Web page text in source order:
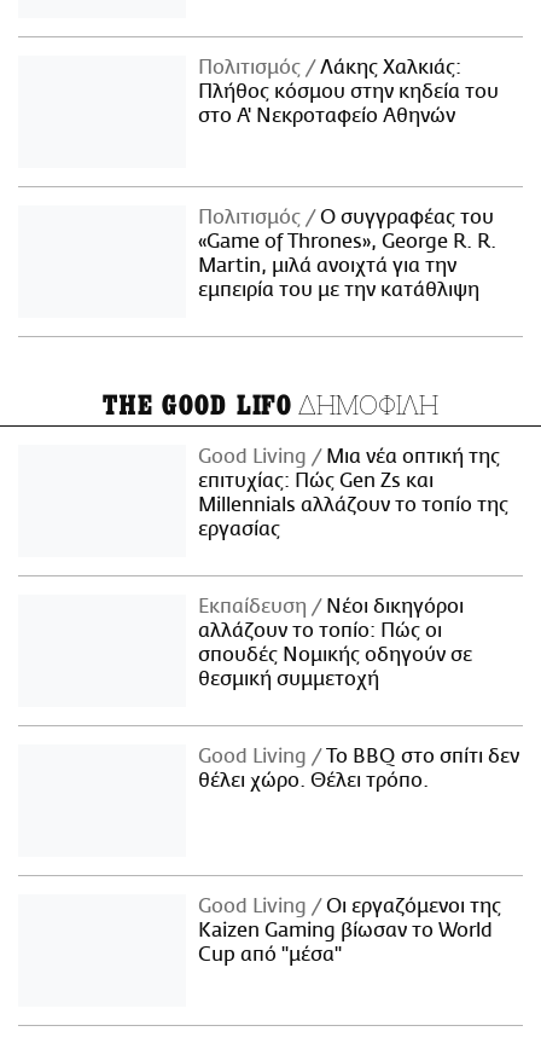
Πολιτισμός
Λάκης Χαλκιάς:
Πλήθος κόσμου στην κηδεία του
στο Α' Νεκροταφείο Αθηνών
Πολιτισμός
Ο συγγραφέας του
«Game of Thrones», George R. R.
Martin, μιλά ανοιχτά για την
εμπειρία του με την κατάθλιψη
THE GOOD LIFO ΔΗΜΟΦΙΛΗ
Good Living
Μια νέα οπτική της
επιτυχίας: Πώς Gen Zs και
Millennials αλλάζουν το τοπίο της
εργασίας
Εκπαίδευση
Νέοι δικηγόροι
αλλάζουν το τοπίο: Πώς οι
σπουδές Νομικής οδηγούν σε
θεσμική συμμετοχή
Good Living
Το BBQ στο σπίτι δεν
θέλει χώρο. Θέλει τρόπο.
Good Living
Οι εργαζόμενοι της
Kaizen Gaming βίωσαν το World
Cup από "μέσα"